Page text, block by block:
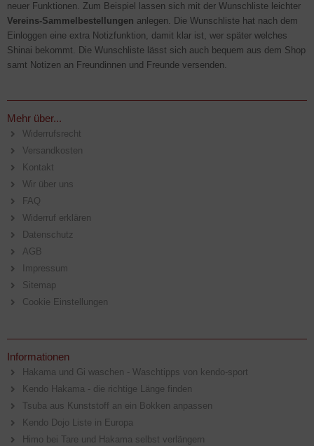
neuer Funktionen. Zum Beispiel lassen sich mit der Wunschliste leichter
Vereins-Sammelbestellungen anlegen. Die Wunschliste hat nach dem
Einloggen eine extra Notizfunktion, damit klar ist, wer später welches
Shinai bekommt. Die Wunschliste lässt sich auch bequem aus dem Shop
samt Notizen an Freundinnen und Freunde versenden.
Mehr über...
Widerrufsrecht
Versandkosten
Kontakt
Wir über uns
FAQ
Widerruf erklären
Datenschutz
AGB
Impressum
Sitemap
Cookie Einstellungen
Informationen
Hakama und Gi waschen - Waschtipps von kendo-sport
Kendo Hakama - die richtige Länge finden
Tsuba aus Kunststoff an ein Bokken anpassen
Kendo Dojo Liste in Europa
Himo bei Tare und Hakama selbst verlängern